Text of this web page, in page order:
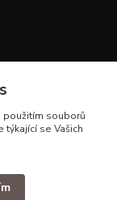
použitím souborů
týkající se Vašich